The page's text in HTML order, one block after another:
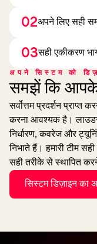
अपने सिस्टम को
समझें कि आपके
सर्वोत्तम प्रदर्शन प्राप्त
करना आवश्यक है।
निर्धारण, कवरेज और
निभाते हैं। हमारी टीम
सही तरीके से स्थापित
सिस्टम डिज़ाइन का
02अपने लिए सही
03सही एकीकरण